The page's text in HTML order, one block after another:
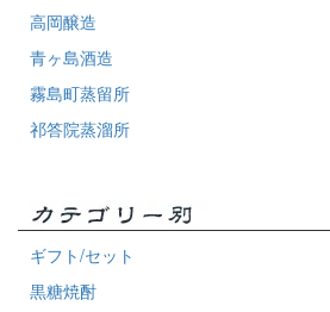
高岡醸造
青ヶ島酒造
霧島町蒸留所
祁答院蒸溜所
ギフト/セット
黒糖焼酎